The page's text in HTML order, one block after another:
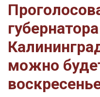
губернатора
можно